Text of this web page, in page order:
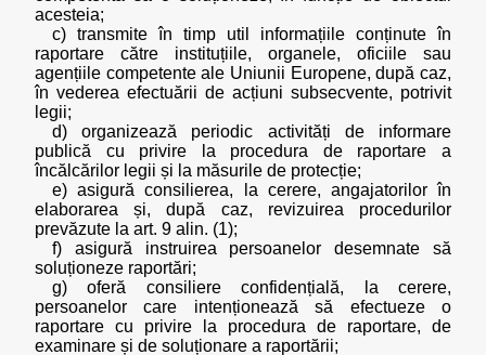
acesteia;
c) transmite în timp util informațiile conținute în
raportare către instituțiile, organele, oficiile sau
agențiile competente ale Uniunii Europene, după caz,
în vederea efectuării de acțiuni subsecvente, potrivit
legii;
d) organizează periodic activități de informare
publică cu privire la procedura de raportare a
încălcărilor legii și la măsurile de protecție;
e) asigură consilierea, la cerere, angajatorilor în
elaborarea și, după caz, revizuirea procedurilor
prevăzute la art. 9 alin. (1);
f) asigură instruirea persoanelor desemnate să
soluționeze raportări;
g) oferă consiliere confidențială, la cerere,
persoanelor care intenționează să efectueze o
raportare cu privire la procedura de raportare, de
examinare și de soluționare a raportării;